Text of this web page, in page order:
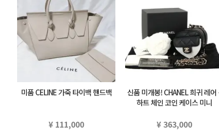
미품 CELINE 가죽 타이백 핸드백
¥ 111,000
신품 미개봉! CHANEL 희귀 레어
하트 체인 코인 케이스 미니
¥ 363,000